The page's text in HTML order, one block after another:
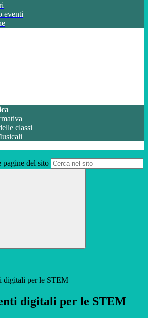
eventi
classi
pagine del sito
digitali per le STEM
digitali per le STEM